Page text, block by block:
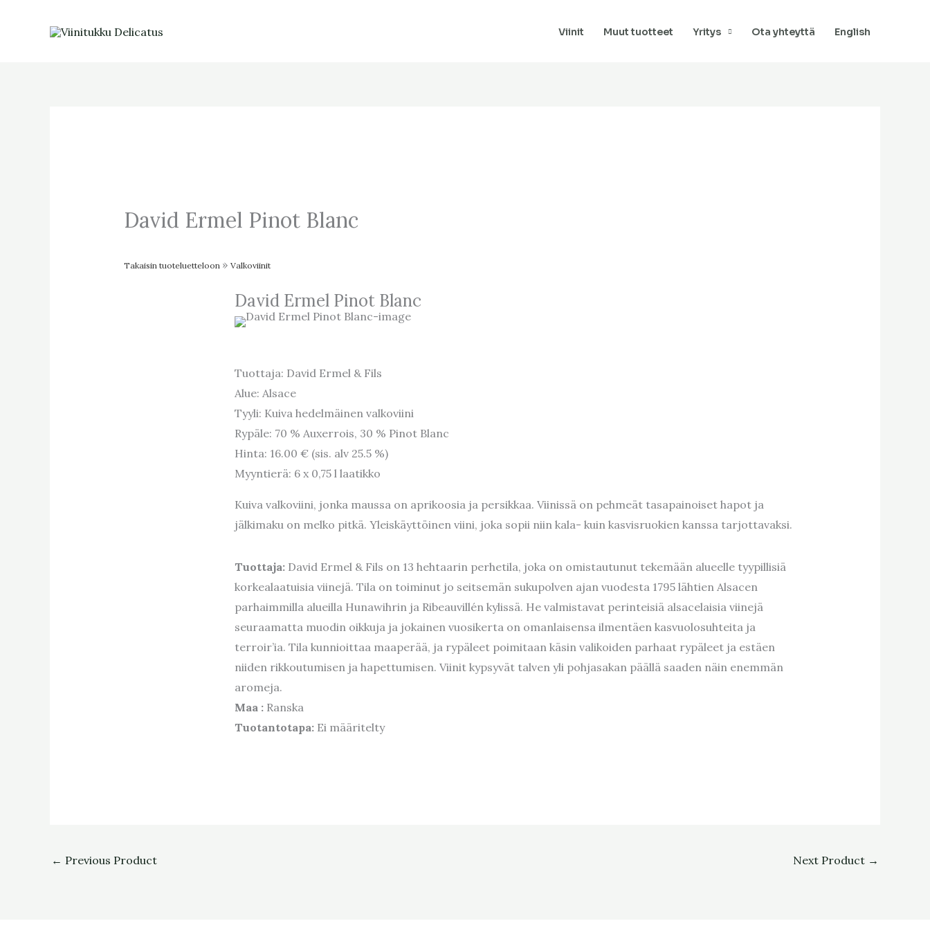
Viinit Muut tuotteet Yritys Ota yhteyttä English
David Ermel Pinot Blanc
Takaisin tuoteluetteloon Valkoviinit
David Ermel Pinot Blanc
Tuottaja: David Ermel & Fils
Alue: Alsace
Tyyli: Kuiva hedelmäinen valkoviini
Rypäle: 70 % Auxerrois, 30 % Pinot Blanc
Hinta: 16.00 € (sis. alv 25.5 %)
Myyntierä: 6 x 0,75 l laatikko
Kuiva valkoviini, jonka maussa on aprikoosia ja persikkaa. Viinissä on pehmeät tasapainoiset hapot ja
jälkimaku on melko pitkä. Yleiskäyttöinen viini, joka sopii niin kala- kuin kasvisruokien kanssa tarjottavaksi.
Tuottaja: David Ermel & Fils on 13 hehtaarin perhetila, joka on omistautunut tekemään alueelle tyypillisiä
korkealaatuisia viinejä. Tila on toiminut jo seitsemän sukupolven ajan vuodesta 1795 lähtien Alsacen
parhaimmilla alueilla Hunawihrin ja Ribeauvillén kylissä. He valmistavat perinteisiä alsacelaisia viinejä
seuraamatta muodin oikkuja ja jokainen vuosikerta on omanlaisensa ilmentäen kasvuolosuhteita ja
terroir’ia. Tila kunnioittaa maaperää, ja rypäleet poimitaan käsin valikoiden parhaat rypäleet ja estäen
niiden rikkoutumisen ja hapettumisen. Viinit kypsyvät talven yli pohjasakan päällä saaden näin enemmän
aromeja.
Maa : Ranska
Tuotantotapa: Ei määritelty
← Previous Product Next Product →